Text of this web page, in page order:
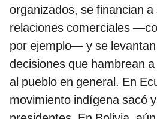
organizados, se financian
relaciones comerciales
por ejemplo— y se
decisiones que hambrean
al pueblo en general. En
movimiento indígena sacó